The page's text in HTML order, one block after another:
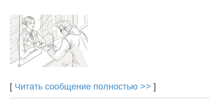
[ Читать сообщение полностью >> ]